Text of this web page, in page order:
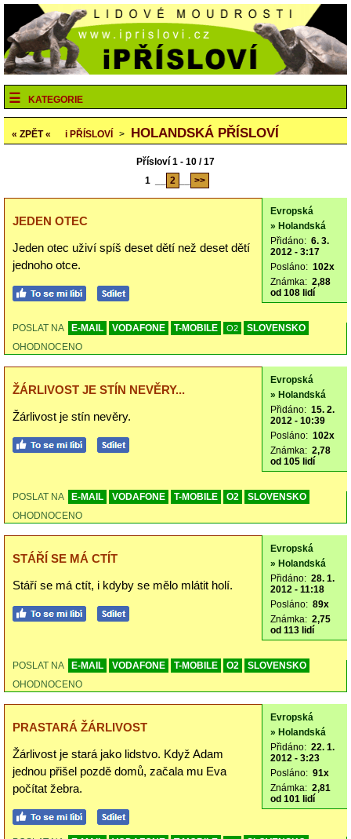
KATEGORIE
« ZPĚT « i PŘÍSLOVÍ > HOLANDSKÁ PŘÍSLOVÍ
Přísloví 1 - 10 / 17
1
2 >>
JEDEN OTEC
Jeden otec uživí spíš deset dětí než deset dětí
jednoho otce.
Evropská
» Holandská
Přidáno: 6. 3.
2012 - 3:17
Posláno: 102x
Známka: 2,88
od 108 lidí
POSLAT NA E-MAIL VODAFONE T-MOBILE O2
SLOVENSKO
OHODNOCENO
ŽÁRLIVOST JE STÍN NEVĚRY...
Žárlivost je stín nevěry.
Evropská
» Holandská
Přidáno: 15. 2.
2012 - 10:39
Posláno: 102x
Známka: 2,78
od 105 lidí
POSLAT NA E-MAIL VODAFONE T-MOBILE O2
SLOVENSKO
OHODNOCENO
STÁŘÍ SE MÁ CTÍT
Stáří se má ctít, i kdyby se mělo mlátit holí.
Evropská
» Holandská
Přidáno: 28. 1.
2012 - 11:18
Posláno: 89x
Známka: 2,75
od 113 lidí
POSLAT NA E-MAIL VODAFONE T-MOBILE O2
SLOVENSKO
OHODNOCENO
PRASTARÁ ŽÁRLIVOST
Žárlivost je stará jako lidstvo. Když Adam
jednou přišel pozdě domů, začala mu Eva
počítat žebra.
Evropská
» Holandská
Přidáno: 22. 1.
2012 - 3:23
Posláno: 91x
Známka: 2,81
od 101 lidí